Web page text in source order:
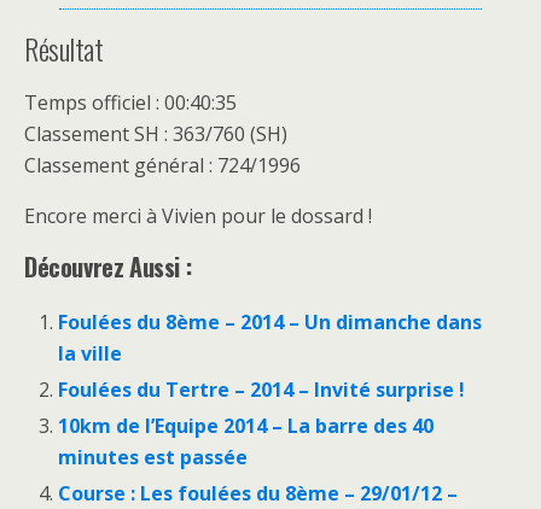
Résultat
Temps officiel : 00:40:35
Classement SH : 363/760 (SH)
Classement général : 724/1996
Encore merci à Vivien pour le dossard !
Découvrez Aussi :
Foulées du 8ème – 2014 – Un dimanche dans
la ville
Foulées du Tertre – 2014 – Invité surprise !
10km de l’Equipe 2014 – La barre des 40
minutes est passée
Course : Les foulées du 8ème – 29/01/12 –